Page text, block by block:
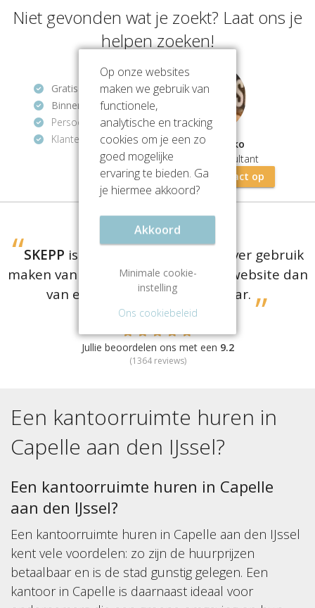
Niet gevonden wat je zoekt? Laat ons je
helpen zoeken!
Gratis en vrijblijvend
Binnen 1 uurantwoord
Persoonlijke hulp
Klantenbeoordeling9.2/10
Mathios Zeko
Vastgoedconsultant
Neem contact op
SKEPP is er voor bedrijven die liever gebruik
maken van een
gratisvergelijkingswebsite dan
van een dure aanhuurmakelaar.
Jullie beoordelen ons met een 9.2
(1364reviews)
Een kantoorruimte huren in
Capelle aan den IJssel?
Een kantoorruimte huren in Capelle
aan den IJssel?
Een kantoorruimte huren in Capelle aan den IJssel
kent vele voordelen: zo zijn de huurprijzen
betaalbaar en is de stad gunstig gelegen. Een
kantoor in Capelle is daarnaast ideaal voor
Op onze websites
maken we gebruik van
functionele,
analytische en tracking
cookies om je een zo
goed mogelijke
ervaring te bieden. Ga
je hiermee akkoord?
Akkoord
Minimale cookie-
instelling
Ons cookiebeleid